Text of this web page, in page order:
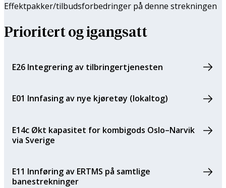
Effektpakker/tilbuds­forbedringer på denne strekningen
Prioritert og igangsatt
E26 Integrering av tilbringertjenesten
E01 Innfasing av nye kjøretøy (lokaltog)
E14c Økt kapasitet for kombigods Oslo–Narvik
via Sverige
E11 Innføring av ERTMS på samtlige
banestrekninger